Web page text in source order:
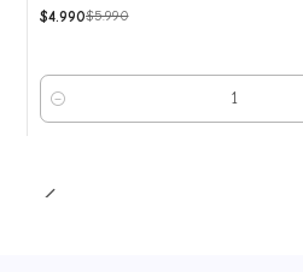
$4.990$5.990
Cantidad